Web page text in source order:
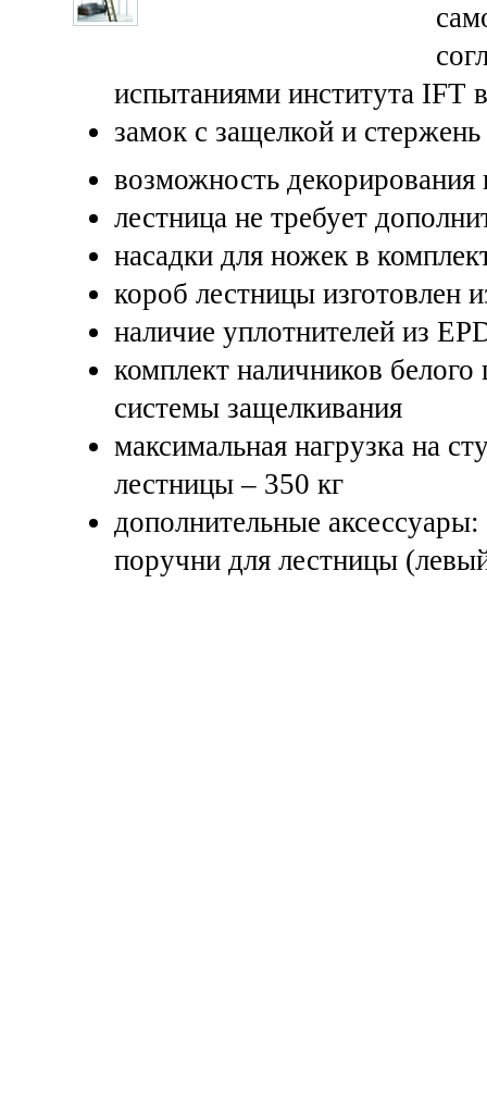
испытаниями института IFT
замок с защелкой и
возможность
лестница не требует
насадки для ножек в
короб лестницы изготовлен
наличие уплотнителей из
комплект наличников
системы защелкивания
максимальная нагрузка на
лестницы – 350 кг
дополнительные
поручни для лестницы